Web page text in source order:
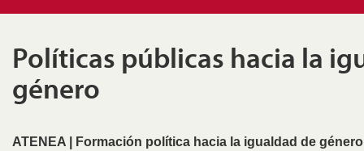
Políticas públicas hacia la
género
ATENEA | Formación política hacia la igualdad de